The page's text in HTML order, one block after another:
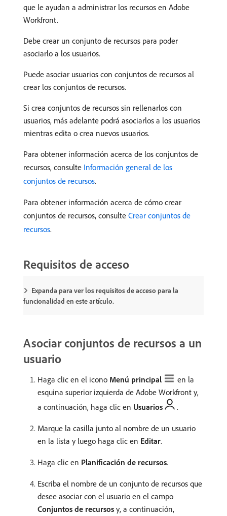
que le ayudan a administrar los recursos en Adobe
Workfront.
Debe crear un conjunto de recursos para poder
asociarlo a los usuarios.
Puede asociar usuarios con conjuntos de recursos al
crear los conjuntos de recursos.
Si crea conjuntos de recursos sin rellenarlos con
usuarios, más adelante podrá asociarlos a los usuarios
mientras edita o crea nuevos usuarios.
Para obtener información acerca de los conjuntos de
recursos, consulte Información general de los
conjuntos de recursos.
Para obtener información acerca de cómo crear
conjuntos de recursos, consulte Crear conjuntos de
recursos.
Requisitos de acceso
Expanda para ver los requisitos de acceso para la
funcionalidad en este artículo.
Asociar conjuntos de recursos a un
usuario
Haga clic en el icono Menú principal
en la
esquina superior izquierda de Adobe Workfront y,
a continuación, haga clic en Usuarios .
Marque la casilla junto al nombre de un usuario
en la lista y luego haga clic en Editar.
Haga clic en Planificación de recursos.
Escriba el nombre de un conjunto de recursos que
desee asociar con el usuario en el campo
Conjuntos de recursos y, a continuación,